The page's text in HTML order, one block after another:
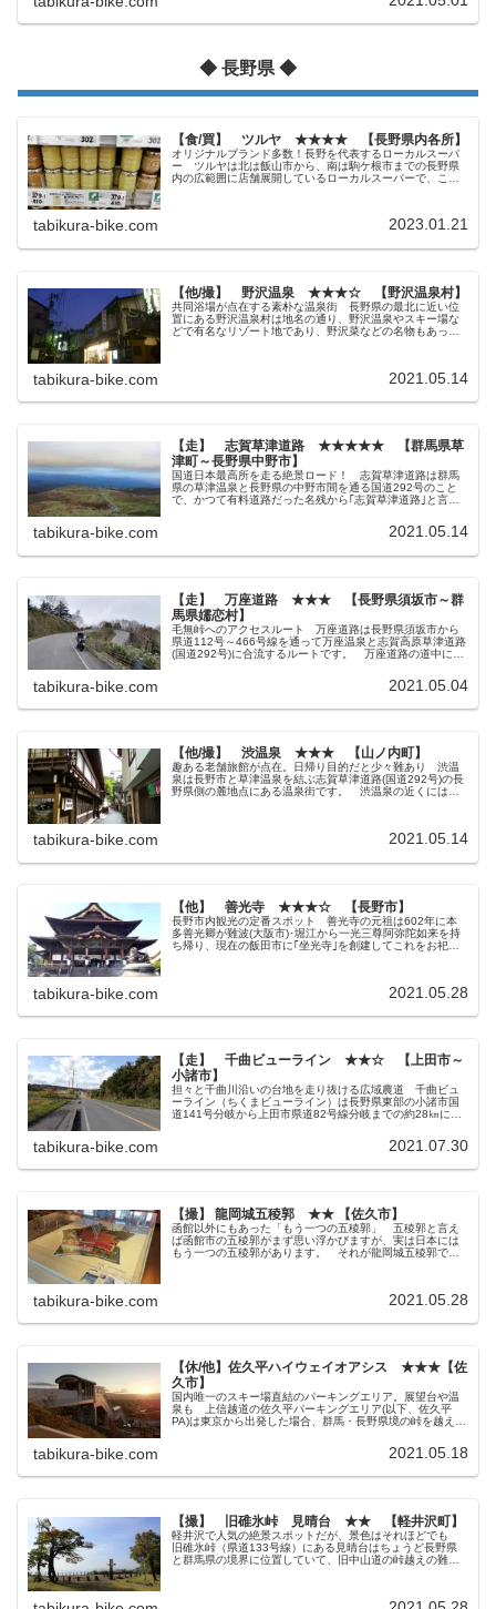
◆ 長野県 ◆
【食/買】 ツルヤ ★★★★ 【長野県内各所】
オリジナルブランド多数！長野を代表するローカルスーパ
ー ツルヤは北は飯山市から、南は駒ケ根市までの長野県
内の広範囲に店舗展開しているローカルスーパーで、ここ
tabikura-bike.com 2023.01.21
【他/撮】 野沢温泉 ★★★☆ 【野沢温泉村】
共同浴場が点在する素朴な温泉街 長野県の最北に近い位
置にある野沢温泉村は地名の通り、野沢温泉やスキー場な
どで有名なリゾート地であり、野沢菜などの名物もあった
tabikura-bike.com 2021.05.14
【走】 志賀草津道路 ★★★★★ 【群馬県草
津町～長野県中野市】
国道日本最高所を走る絶景ロード！ 志賀草津道路は群馬
県の草津温泉と長野県の中野市間を通る国道292号のこと
で、かつて有料道路だった名残から｢志賀草津道路｣と言わ
tabikura-bike.com 2021.05.14
【走】 万座道路 ★★★ 【長野県須坂市～群
馬県嬬恋村】
毛無峠へのアクセスルート 万座道路は長野県須坂市から
県道112号～466号線を通って万座温泉と志賀高原草津道路
(国道292号)に合流するルートです。 万座道路の道中には
tabikura-bike.com 2021.05.04
【他/撮】 渋温泉 ★★★ 【山ノ内町】
趣ある老舗旅館が点在。日帰り目的だと少々難あり 渋温
泉は長野市と草津温泉を結ぶ志賀草津道路(国道292号)の長
野県側の麓地点にある温泉街です。 渋温泉の近くには猿
tabikura-bike.com 2021.05.14
【他】 善光寺 ★★★☆ 【長野市】
長野市内観光の定番スポット 善光寺の元祖は602年に本
多善光卿が難波(大阪市)･堀江から一光三尊阿弥陀如来を持
ち帰り、現在の飯田市に｢坐光寺｣を創建してこれをお祀り
tabikura-bike.com 2021.05.28
【走】 千曲ビューライン ★★☆ 【上田市～
小諸市】
担々と千曲川沿いの台地を走り抜ける広域農道 千曲ビュ
ーライン（ちくまビューライン）は長野県東部の小諸市国
道141号分岐から上田市県道82号線分岐までの約28㎞に及
tabikura-bike.com 2021.07.30
【撮】 龍岡城五稜郭 ★★ 【佐久市】
函館以外にもあった「もう一つの五稜郭」 五稜郭と言え
ば函館市の五稜郭がまず思い浮かびますが、実は日本には
もう一つの五稜郭があります。 それが龍岡城五稜郭で
tabikura-bike.com 2021.05.28
【休/他】佐久平ハイウェイオアシス ★★★【佐
久市】
国内唯一のスキー場直結のパーキングエリア。展望台や温
泉も 上信越道の佐久平パーキングエリア(以下、佐久平
PA)は東京から出発した場合、群馬・長野県境の峠を越えて
tabikura-bike.com 2021.05.18
【撮】 旧碓氷峠 見晴台 ★★ 【軽井沢町】
軽井沢で人気の絶景スポットだが、景色はそれほどでも
旧碓氷峠（県道133号線）にある見晴台はちょうど長野県
と群馬県の境界に位置していて、旧中山道の峠越えの難所